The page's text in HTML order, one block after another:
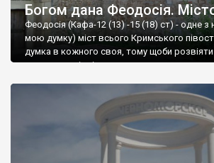
Богом дана Феодосія.
Феодосія (Кафа-12 (13) -15 (18) ст) - одне з
мою думку) міст всього Кримського
думка в кожного своя, тому щоби розвіяти
запрошую відвідати це